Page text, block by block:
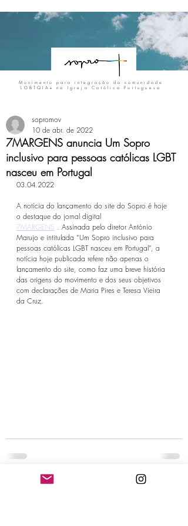
Movimento para integração da comunidade
LGBTQIA+
na Igreja Católica Portuguesa
7MARGENS anuncia Um Sopro
inclusivo para pessoas católicas LGBT
nasceu em Portugal
sopromov
10 de abr. de 2022
03.04.2022
A notícia do lançamento do site do Sopro é hoje
o destaque do jornal digital
7MARGENS . Assinada pelo diretor António
Marujo e intitulada “Um Sopro inclusivo para
pessoas católicas LGBT nasceu em Portugal”, a
notícia hoje publicada refere não apenas o
lançamento do site, como faz uma breve história
das origens do movimento e dos seus objetivos
com declarações de Maria Pires e Teresa Vieira
da Cruz.
Posts recentes